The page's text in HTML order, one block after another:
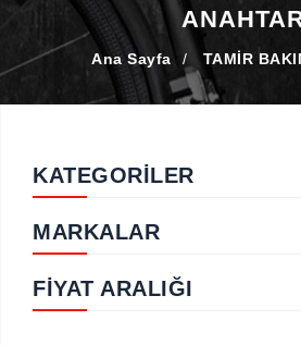
Ana Sayfa / TAMİR
KATEGORİLER
MARKALAR
FIYAT ARALIĞI